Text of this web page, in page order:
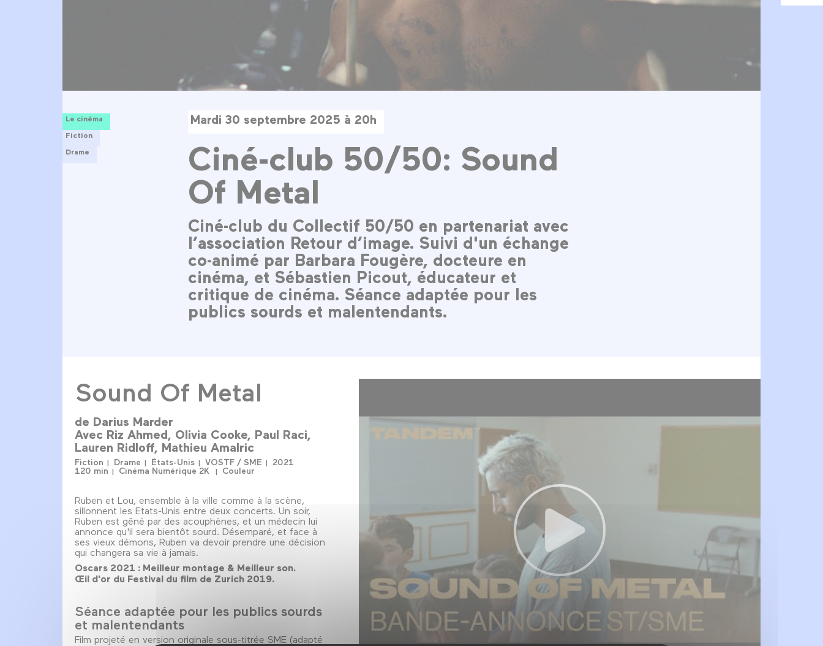
Le cinéma
Fiction
Drame
Mardi 30 septembre 2025 à 20h
Ciné-club 50/50: Sound
Of Metal
Ciné-club du Collectif 50/50 en partenariat avec
l’association Retour d’image. Suivi d'un échange
co-animé par Barbara Fougère, docteure en
cinéma, et Sébastien Picout, éducateur et
critique de cinéma. Séance adaptée pour les
publics sourds et malentendants.
Sound Of Metal
de Darius Marder
Avec Riz Ahmed Olivia Cooke Paul Raci
Lauren Ridloff Mathieu Amalric
Fiction Drame États-Unis VOSTF / SME
2021
120 min
Cinéma Numérique 2K Couleur
Ruben et Lou, ensemble à la ville comme à la scène,
sillonnent les Etats-Unis entre deux concerts. Un soir,
Ruben est gêné par des acouphènes, et un médecin lui
annonce qu'il sera bientôt sourd. Désemparé, et face à
ses vieux démons, Ruben va devoir prendre une décision
qui changera sa vie à jamais.
Oscars 2021 : Meilleur montage & Meilleur son.
Œil d'or du Festival du film de Zurich 2019.
Séance adaptée pour les publics sourds
et malentendants
Film projeté en version originale sous-titrée SME (adapté